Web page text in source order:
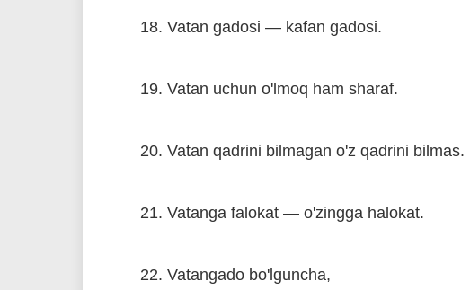
18. Vatan gadosi — kafan gadosi.
19. Vatan uchun o'lmoq ham sharaf.
20. Vatan qadrini bilmagan o'z qadrini bilmas.
21. Vatanga falokat — o'zingga halokat.
22. Vatangado bo'lguncha,